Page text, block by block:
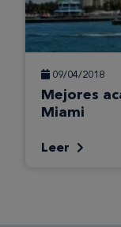
09/04/2018
Mejores
Miami
Leer